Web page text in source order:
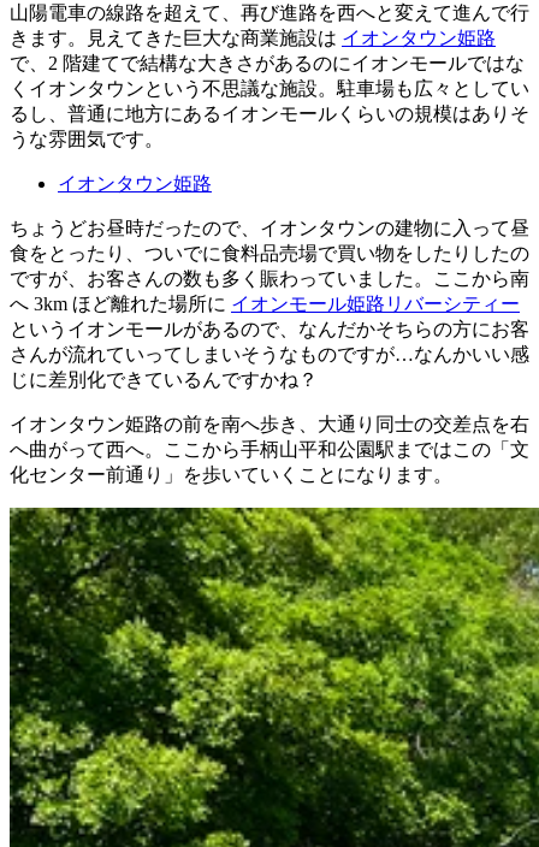
山陽電車の線路を超えて、再び進路を西へと変えて進んで行
きます。見えてきた巨大な商業施設は イオンタウン姫路
で、2 階建てで結構な大きさがあるのにイオンモールではな
くイオンタウンという不思議な施設。駐車場も広々としてい
るし、普通に地方にあるイオンモールくらいの規模はありそ
うな雰囲気です。
イオンタウン姫路
ちょうどお昼時だったので、イオンタウンの建物に入って昼
食をとったり、ついでに食料品売場で買い物をしたりしたの
ですが、お客さんの数も多く賑わっていました。ここから南
へ 3km ほど離れた場所に イオンモール姫路リバーシティー
というイオンモールがあるので、なんだかそちらの方にお客
さんが流れていってしまいそうなものですが…なんかいい感
じに差別化できているんですかね？
イオンタウン姫路の前を南へ歩き、大通り同士の交差点を右
へ曲がって西へ。ここから手柄山平和公園駅まではこの「文
化センター前通り」を歩いていくことになります。